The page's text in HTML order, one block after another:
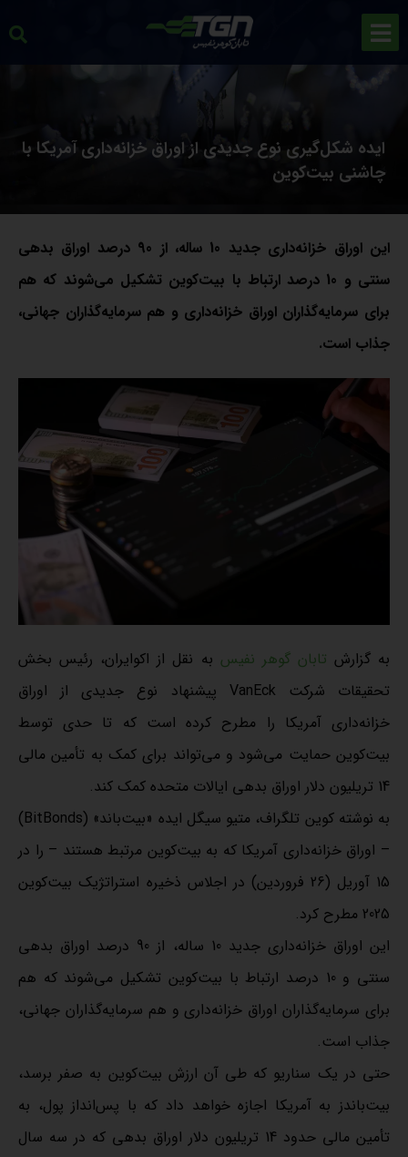
ایده شکل‌گیری نوع جدیدی از اوراق خزانه‌داری آمریکا با
چاشنی بیت‌کوین
این اوراق خزانه‌داری جدید 10 ساله، از 90 درصد اوراق بدهی
سنتی و 10 درصد ارتباط با بیت‌کوین تشکیل می‌شوند که هم
برای سرمایه‌گذاران اوراق خزانه‌داری و هم سرمایه‌گذاران جهانی،
جذاب است.
به گزارش تابان گوهر نفیس به نقل از اکوایران، رئیس بخش
تحقیقات شرکت VanEck پیشنهاد نوع جدیدی از اوراق
خزانه‌داری آمریکا را مطرح کرده است که تا حدی توسط
بیت‌کوین حمایت می‌شود و می‌تواند برای کمک به تأمین مالی
14 تریلیون دلار اوراق بدهی ایالات متحده کمک کند.
به نوشته کوین تلگراف، متیو سیگل ایده «بیت‌باند» (BitBonds)
– اوراق خزانه‌داری آمریکا که به بیت‌کوین مرتبط هستند – را در
15 آوریل (26 فروردین) در اجلاس ذخیره استراتژیک بیت‌کوین
2025 مطرح کرد.
این اوراق خزانه‌داری جدید 10 ساله، از 90 درصد اوراق بدهی
سنتی و 10 درصد ارتباط با بیت‌کوین تشکیل می‌شوند که هم
برای سرمایه‌گذاران اوراق خزانه‌داری و هم سرمایه‌گذاران جهانی،
جذاب است.
حتی در یک سناریو که طی آن ارزش بیت‌کوین به صفر برسد،
بیت‌باندز به آمریکا اجازه خواهد داد که با پس‌انداز پول، به
تأمین مالی حدود 14 تریلیون دلار اوراق بدهی که در سه سال